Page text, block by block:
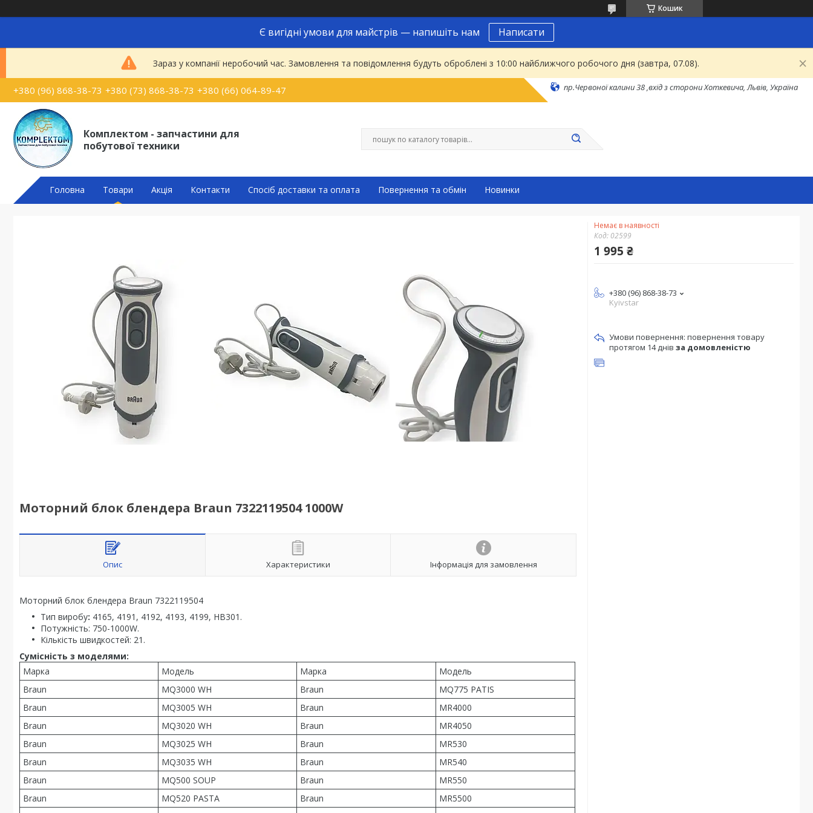
Кошик
Є вигідні умови для майстрів — напишіть нам Написати
Зараз у компанії неробочий час. Замовлення та повідомлення будуть оброблені з 10:00 найближчого робочого дня (завтра, 07.08).
+380 (96) 868-38-73 +380 (73) 868-38-73 +380 (66) 064-89-47 пр.Червоної калини 38 ,вхід з сторони Хоткевича, Львів, Україна
Комплектом - запчастини для
побутової техники
Головна Товари Акція Контакти Спосіб доставки та оплата Повернення та обмін Новинки
Моторний блок блендера Braun 7322119504 1000W
Опис Характеристики Інформація для замовлення
Моторний блок блендера Braun 7322119504
Тип виробу: 4165, 4191, 4192, 4193, 4199, HB301.
Потужність: 750-1000W.
Кількість швидкостей: 21.
Сумісність з моделями:
Марка
Модель Марка
Модель
Braun
MQ3000 WH Braun
MQ775 PATIS
Braun
MQ3005 WH Braun
MR4000
Braun
MQ3020 WH Braun
MR4050
Braun
MQ3025 WH Braun
MR530
Braun
MQ3035 WH Braun
MR540
Braun
MQ500 SOUP Braun
MR550
Braun
MQ520 PASTA Braun
MR5500
Немає в наявності
Код: 02599
1 995 ₴
+380 (96) 868-38-73
Kyivstar
повернення товару
протягом 14 днів за домовленістю